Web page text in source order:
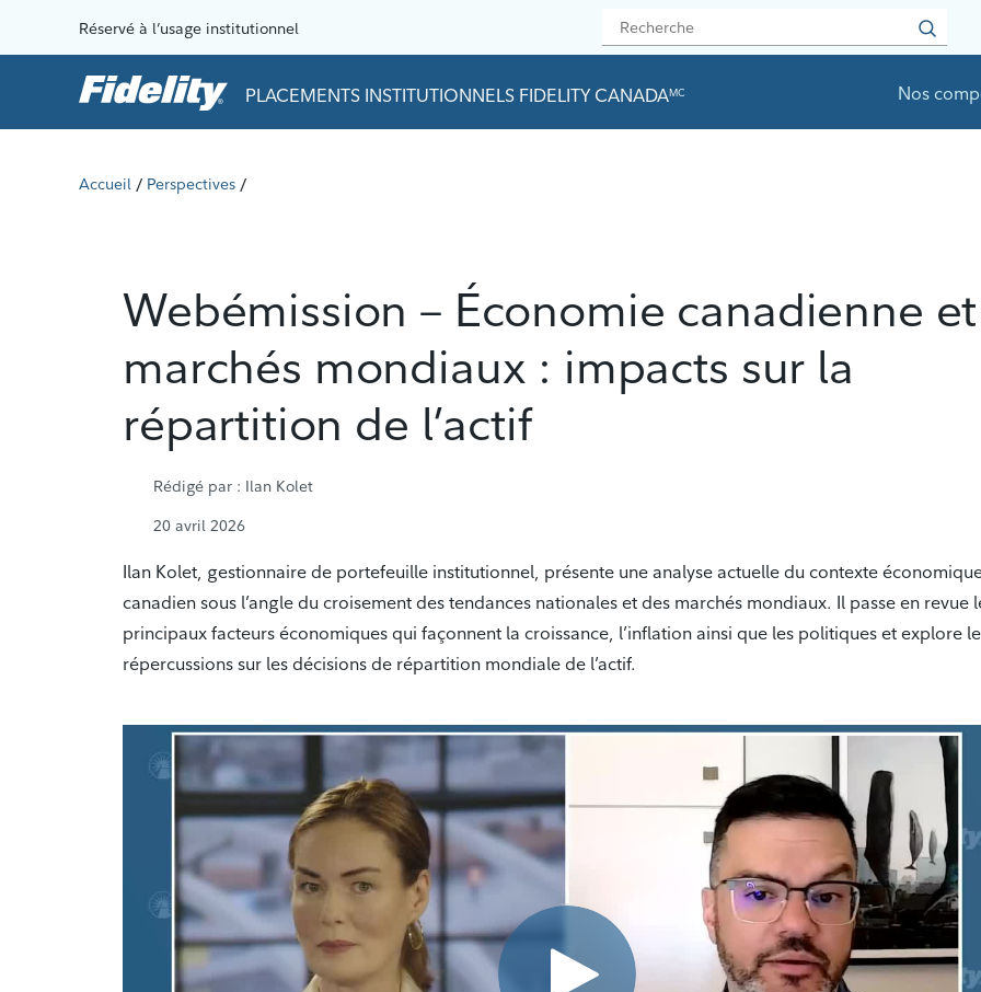
Réservé à l’usage institutionnel
PLACEMENTS INSTITUTIONNELS FIDELITY CANADAMC Nos
Accueil / Perspectives /
Webémission – Économie canadienne et
marchés mondiaux : impacts sur la
répartition de l’actif
Rédigé par : Ilan Kolet
20 avril 2026
Ilan Kolet, gestionnaire de portefeuille institutionnel, présente une analyse actuelle du contexte
canadien sous l’angle du croisement des tendances nationales et des marchés mondiaux. Il passe en revue
principaux facteurs économiques qui façonnent la croissance, l’inflation ainsi que les politiques et explore
répercussions sur les décisions de répartition mondiale de l’actif.